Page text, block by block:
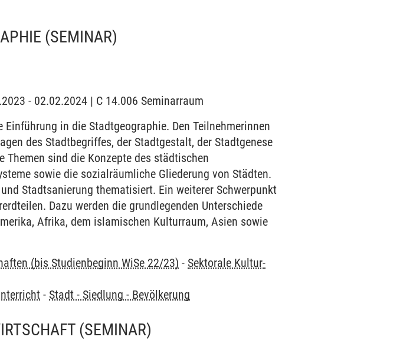
(SEMINAR)
- 02.02.2024 | C 14.006 Seminarraum
in die Stadtgeographie. Den Teilnehmerinnen
des Stadtbegriffes, der Stadtgestalt, der Stadtgenese
Themen sind die Konzepte des städtischen
sowie die sozialräumliche Gliederung von Städten.
Stadtsanierung thematisiert. Ein weiterer Schwerpunkt
Dazu werden die grundlegenden Unterschiede
Afrika, dem islamischen Kulturraum, Asien sowie
(bis Studienbeginn WiSe 22/23) - Sektorale Kultur-
- Stadt - Siedlung - Bevölkerung
(SEMINAR)